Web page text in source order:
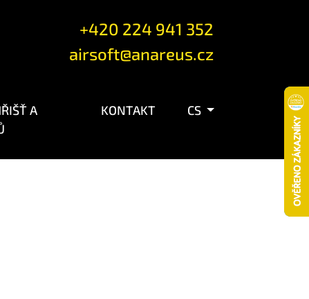
+420 224 941 352
airsoft@anareus.cz
A
KONTAKT CS